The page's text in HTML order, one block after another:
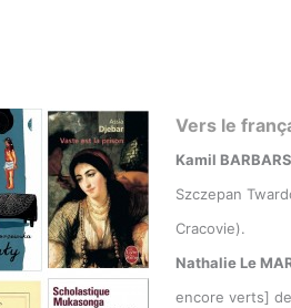
Vers le
Kamil
Szczepan
Cracovie).
Nathalie Le
encore verts]